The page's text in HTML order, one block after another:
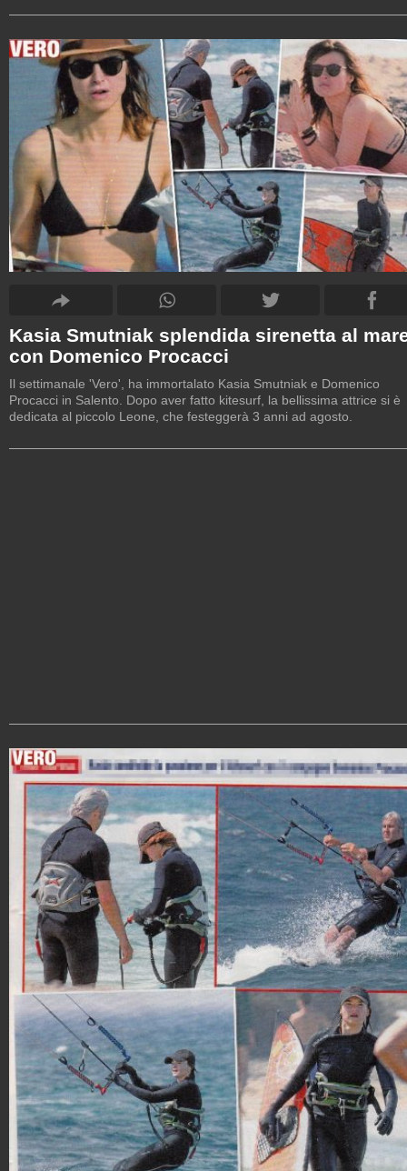
Kasia Smutniak splendida sirenetta al
con Domenico Procacci
Il settimanale 'Vero', ha immortalato Kasia Smutniak e Domenico
Procacci in Salento. Dopo aver fatto kitesurf, la bellissima attrice si è
dedicata al piccolo Leone, che festeggerà 3 anni ad agosto.